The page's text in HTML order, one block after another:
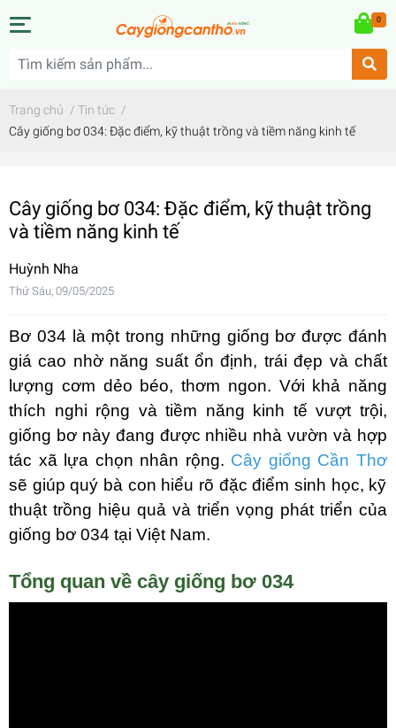
0
Trang chủ / Tin tức /
Cây giống bơ 034: Đặc điểm, kỹ thuật trồng và tiềm năng kinh tế
Cây giống bơ 034: Đặc điểm, kỹ thuật trồng
và tiềm năng kinh tế
Huỳnh Nha
Thứ Sáu, 09/05/2025
Bơ 034 là một trong những giống bơ được đánh
giá cao nhờ năng suất ổn định, trái đẹp và chất
lượng cơm dẻo béo, thơm ngon. Với khả năng
thích nghi rộng và tiềm năng kinh tế vượt trội,
giống bơ này đang được nhiều nhà vườn và hợp
tác xã lựa chọn nhân rộng. Cây giống Cần Thơ
sẽ giúp quý bà con hiểu rõ đặc điểm sinh học, kỹ
thuật trồng hiệu quả và triển vọng phát triển của
giống bơ 034 tại Việt Nam.
Tổng quan về cây giống bơ 034